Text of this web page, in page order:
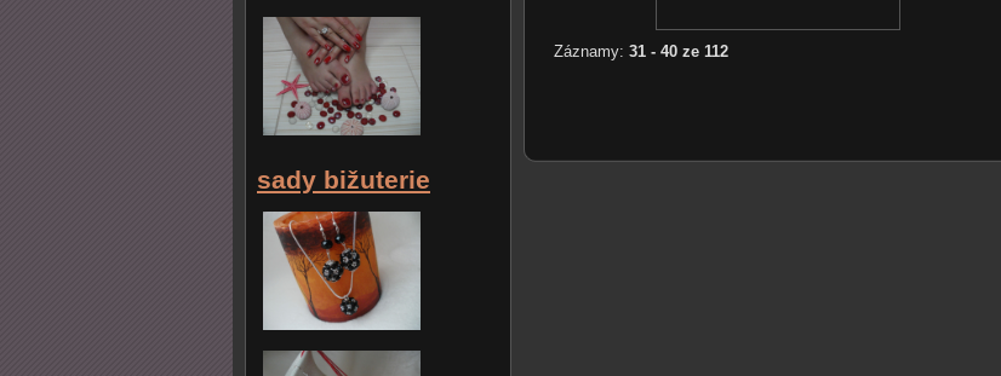
sady bižuterie
Záznamy: 31 - 40 ze 112